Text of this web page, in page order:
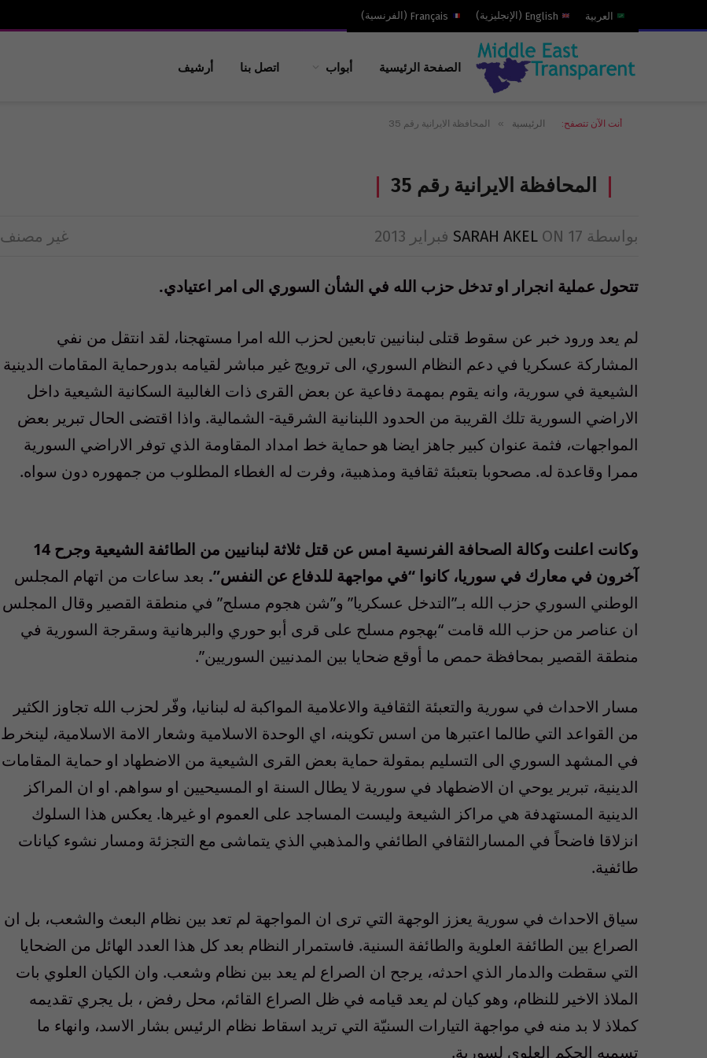
العربية English
( الإنجليزية)
Français
( الفرنسية)
الصفحة الرئيسية أبواب اتصل بنا أرشيف
أنت الآن تتصفح: الرئيسية » المحافظة الايرانية رقم 35
المحافظة الايرانية رقم 35
بواسطة SARAH AKEL ON 17 فبراير 2013 غير مصنف
تتحول عملية انجرار او تدخل حزب الله في الشأن السوري الى امر اعتيادي.
لم يعد ورود خبر عن سقوط قتلى لبنانيين تابعين لحزب الله امرا مستهجنا، لقد انتقل من نفي
المشاركة عسكريا في دعم النظام السوري، الى ترويج غير مباشر لقيامه بدورحماية المقامات الدينية
الشيعية في سورية، وانه يقوم بمهمة دفاعية عن بعض القرى ذات الغالبية السكانية الشيعية داخل
الاراضي السورية تلك القريبة من الحدود اللبنانية الشرقية- الشمالية. واذا اقتضى الحال تبرير بعض
المواجهات، فثمة عنوان كبير جاهز ايضا هو حماية خط امداد المقاومة الذي توفر الاراضي السورية
ممرا وقاعدة له. مصحوبا بتعبئة ثقافية ومذهبية، وفرت له الغطاء المطلوب من جمهوره دون سواه.
وكانت اعلنت وكالة الصحافة الفرنسية امس عن قتل ثلاثة لبنانيين من الطائفة الشيعية وجرح 14
آخرون في معارك في سوريا، كانوا “في مواجهة للدفاع عن النفس”. بعد ساعات من اتهام المجلس
الوطني السوري حزب الله بـ”التدخل عسكريا” و”شن هجوم مسلح” في منطقة القصير وقال المجلس
ان عناصر من حزب الله قامت “بهجوم مسلح على قرى أبو حوري والبرهانية وسقرجة السورية في
منطقة القصير بمحافظة حمص ما أوقع ضحايا بين المدنيين السوريين”.
مسار الاحداث في سورية والتعبئة الثقافية والاعلامية المواكبة له لبنانيا، وفّر لحزب الله تجاوز الكثير
من القواعد التي طالما اعتبرها من اسس تكوينه، اي الوحدة الاسلامية وشعار الامة الاسلامية، لينخرط
في المشهد السوري الى التسليم بمقولة حماية بعض القرى الشيعية من الاضطهاد او حماية المقامات
الدينية، تبرير يوحي ان الاضطهاد في سورية لا يطال السنة او المسيحيين او سواهم. او ان المراكز
الدينية المستهدفة هي مراكز الشيعة وليست المساجد على العموم او غيرها. يعكس هذا السلوك
انزلاقا فاضحاً في المسارالثقافي الطائفي والمذهبي الذي يتماشى مع التجزئة ومسار نشوء كيانات
طائفية.
سياق الاحداث في سورية يعزز الوجهة التي ترى ان المواجهة لم تعد بين نظام البعث والشعب، بل ان
الصراع بين الطائفة العلوية والطائفة السنية. فاستمرار النظام بعد كل هذا العدد الهائل من الضحايا
التي سقطت والدمار الذي احدثه، يرجح ان الصراع لم يعد بين نظام وشعب. وان الكيان العلوي بات
الملاذ الاخير للنظام، وهو كيان لم يعد قيامه في ظل الصراع القائم، محل رفض ، بل يجري تقديمه
كملاذ لا بد منه في مواجهة التيارات السنيّة التي تريد اسقاط نظام الرئيس بشار الاسد، وانهاء ما
تسميه الحكم العلوي لسورية.